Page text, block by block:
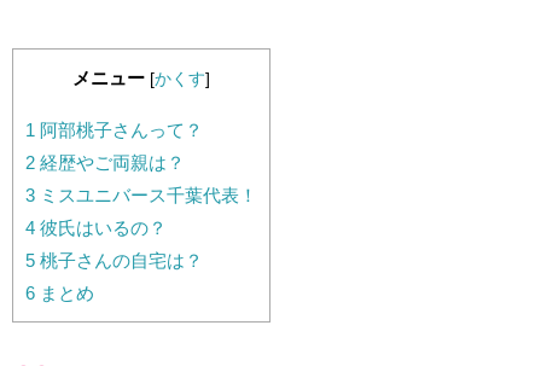
メニュー [かくす]
1 阿部桃子さんって？
2 経歴やご両親は？
3 ミスユニバース千葉代表！
4 彼氏はいるの？
5 桃子さんの自宅は？
6 まとめ